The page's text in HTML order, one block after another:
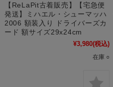
【ReLaPit古着販売】【宅急便
発送】ミハエル・シューマッハ
2006 額装入り ドライバーズカ
ード 額サイズ29x24cm
¥3,980(税込)
在庫 ○